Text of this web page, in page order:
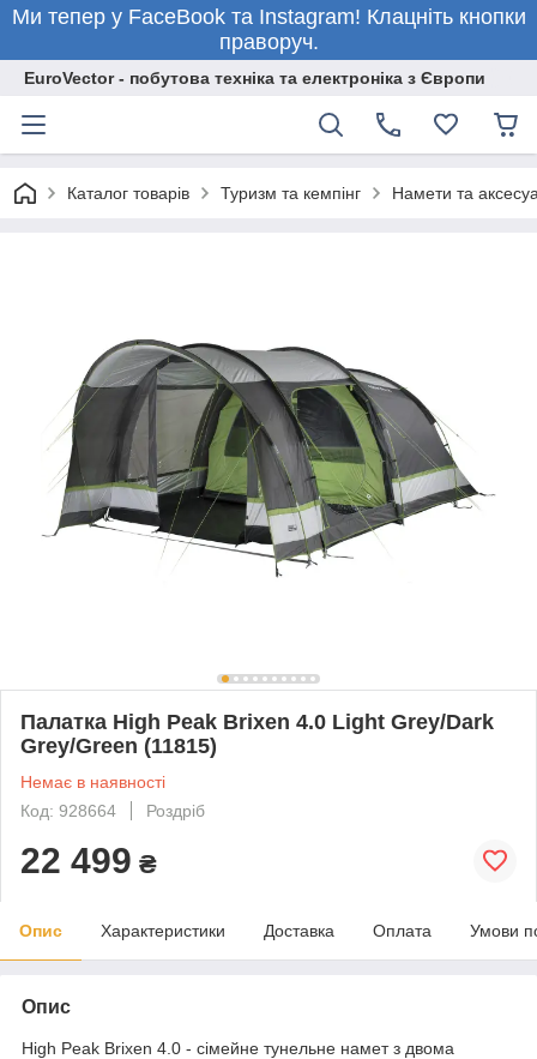
Ми тепер у FaceBook та Instagram! Клацніть кнопки
праворуч.
EuroVector - побутова техніка та електроніка з Європи
Каталог товарів Туризм та кемпінг Намети та
Палатка High Peak Brixen 4.0 Light Grey/Dark
Grey/Green (11815)
Немає в наявності
Код: 928664
Роздріб
22 499 ₴
Опис Характеристики Доставка Оплата Умови
Опис
High Peak Brixen 4.0 - сімейне тунельне намет з двома